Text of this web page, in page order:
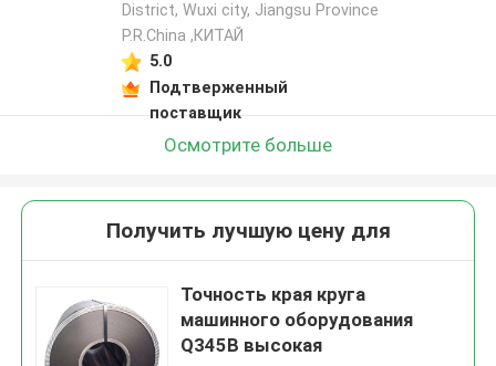
District, Wuxi city, Jiangsu Province
P.R.China ,КИТАЙ
5.0
Подтверженный
поставщик
Осмотрите больше
Получить лучшую цену для
Точность края круга
машинного оборудования
Q345B высокая